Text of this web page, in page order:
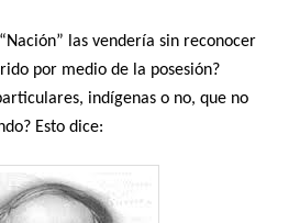
las vendería sin reconocer
por medio de la posesión?
indígenas o no, que no
Esto dice: